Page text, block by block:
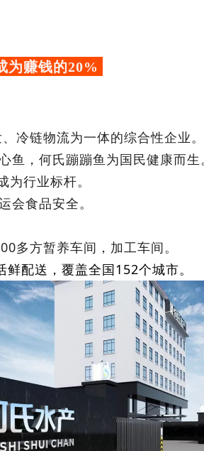
为赚钱的20%
冷链物流为一体的综合性企业。
，何氏蹦蹦鱼为国民健康而生
行业标杆。
会食品安全。
多方暂养车间，加工车间。
配送，覆盖全国152个城市。